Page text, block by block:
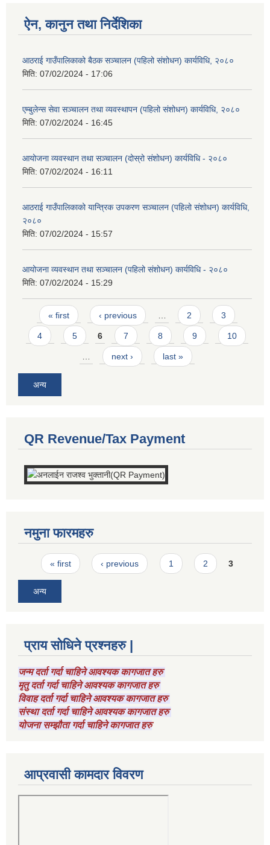
ऐन, कानुन तथा निर्देशिका
आठराई गाउँपालिकाको बैठक सञ्चालन (पहिलो संशोधन) कार्यविधि, २०८०
मिति: 07/02/2024 - 17:06
एम्बुलेन्स सेवा सञ्चालन तथा व्यवस्थापन (पहिलो संशोधन) कार्यविधि, २०८०
मिति: 07/02/2024 - 16:45
आयोजना व्यवस्थान तथा सञ्चालन (दोस्रो संशोधन) कार्यविधि - २०८०
मिति: 07/02/2024 - 16:11
आठराई गाउँपालिकाको यान्त्रिक उपकरण सञ्चालन (पहिलो संशोधन) कार्यविधि,
२०८०
मिति: 07/02/2024 - 15:57
आयोजना व्यवस्थान तथा सञ्चालन (पहिलो संशोधन) कार्यविधि - २०८०
मिति: 07/02/2024 - 15:29
Pages
« first ‹ previous … 2 3
4 5 6 7 8 9 10
… next › last »
अन्य
QR Revenue/Tax Payment
नमुना फारमहरु
Pages
« first ‹ previous 1 2 3
अन्य
प्राय सोधिने प्रश्नहरु |
जन्म दर्ता गर्दा चाहिने आवश्यक कागजात हरु
मृतु दर्ता गर्दा चाहिने आवश्यक कागजात हरु
विवाह दर्ता गर्दा चाहिने आवश्यक कागजात हरु
संस्था दर्ता गर्दा चाहिने आवश्यक कागजात हरु
योजना सम्झौता गर्दा चाहिने कागजात हरु
आप्रवासी कामदार विवरण